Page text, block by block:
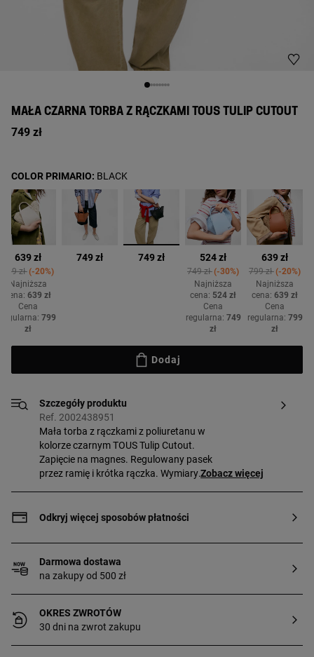
MAŁA CZARNA TORBA Z RĄCZKAMI TOUS TULIP CUTOUT
749 zł
639 zł
Price reduced from
799 złto-20%
Najniższa
cena: 639 zł
Cena
regularna: 799
zł
749 zł wybrane
749 zł 524 zł
Price reduced from
749 złto-30%
Najniższa
cena: 524 zł
Cena
regularna: 749
zł
639 zł
Price reduced
799 złto-20%
Najniższa
cena: 639 zł
Cena
regularna: 799
zł
COLOR PRIMARIO: BLACK
Dodaj
Szczegóły produktu
Ref. 2002438951
Mała torba z rączkami z poliuretanu w
kolorze czarnym TOUS Tulip Cutout.
Zapięcie na magnes. Regulowany pasek
przez ramię i krótka rączka. WymiaryZobacz więcej
Odkryj więcej sposobów płatności
Darmowa dostawa
na zakupy od 500 zł
OKRES ZWROTÓW
30 dni na zwrot zakupu